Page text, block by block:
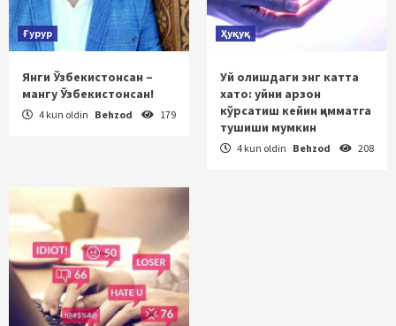
Ғурур
Янги Ўзбекистонсан –
мангу Ўзбекистонсан!
4 kun oldin Behzod 179
Ҳуқуқ
Уй олишдаги энг катта
хато: уйни арзон
кўрсатиш кейин қимматга
тушиши мумкин
4 kun oldin Behzod 208